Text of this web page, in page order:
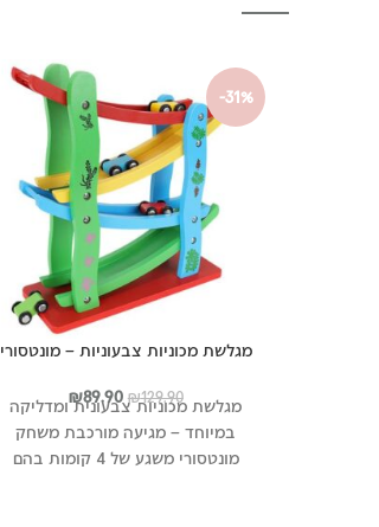
-31%
מגלשת מכוניות צבעוניות – מונטסורי
₪129.90
המחיר
המקורי
היה:
₪129.90.
₪89.90
המחיר
הנוכחי
הוא:
₪89.90.
מגלשת מכוניות צבעונית ומדליקה
במיוחד – מגיעה מורכבת משחק
מונטסורי משגע של 4 קומות בהם